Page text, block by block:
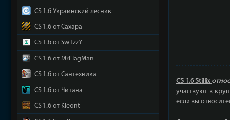
CS 1.6 Stillix
участвуют в
если вы
CS 1.6 Украинский лесник
CS 1.6 от Сахара
CS 1.6 от Sw1zzY
CS 1.6 от MrFlagMan
CS 1.6 от Сантехника
CS 1.6 от Читана
CS 1.6 от Kleont